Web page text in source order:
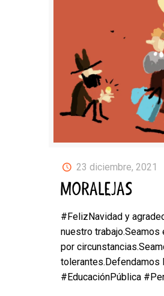
23 diciembre, 2021
MORALEJAS
#FelizNavidad y
nuestro
por
tolerantes.Defendamos
#EducaciónPública